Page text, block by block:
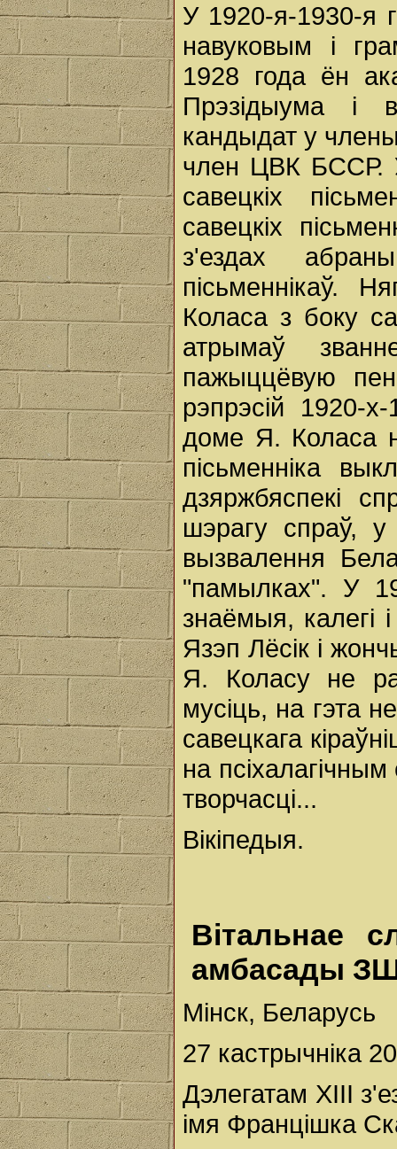
У 1920-я-1930-я
навуковым і
1928 года ён
Прэзідыума і
кандыдат у
член ЦВК БССР.
савецкіх
савецкіх
з'ездах
пісьменнікаў.
Коласа з боку
атрымаў
пажыццёвую
рэпрэсій 1920-
доме Я. Коласа
пісьменніка
дзяржбяспекі
шэрагу спраў, у
вызвалення
"памылках". У
знаёмыя, калегі
Язэп Лёсік і
Я. Коласу не
мусіць, на гэта
савецкага
на
творчасці...
Вікіпедыя.
Вітальнае
амбасады
Мінск, Беларусь
27 кастрычніка
Дэлегатам XIII
імя Францішка